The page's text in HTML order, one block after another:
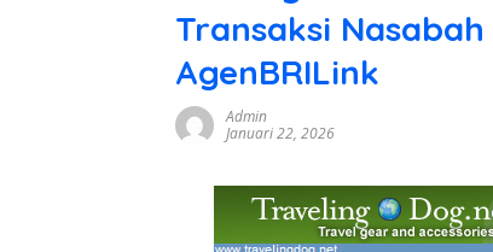
Transaksi
AgenBRILink
Admin
Januari 22, 2026